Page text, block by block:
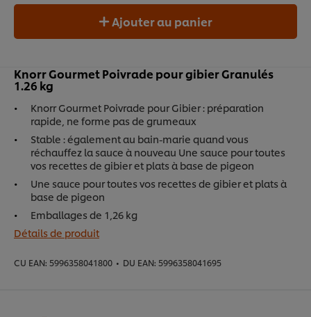
Ajouter au panier
Knorr Gourmet Poivrade pour gibier Granulés
1.26 kg
Knorr Gourmet Poivrade pour Gibier : préparation
rapide, ne forme pas de grumeaux
Stable : également au bain-marie quand vous
réchauffez la sauce à nouveau Une sauce pour toutes
vos recettes de gibier et plats à base de pigeon
Une sauce pour toutes vos recettes de gibier et plats à
base de pigeon
Emballages de 1,26 kg
Détails de produit
CU EAN: 5996358041800 • DU EAN: 5996358041695